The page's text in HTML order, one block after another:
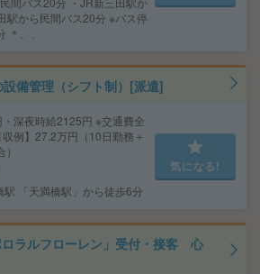
駅から民間バス20分 ※バス停
、、
備管理（シフト制）[派遣]
深夜時給2125円 ※交通費全
例】27.2万円（10日勤務＋
駅 「天満橋駅」から徒歩6分
気になる!
ロラルフローレン」受付・接客 心